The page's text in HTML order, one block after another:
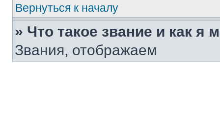
Вернуться к началу
» Что такое звание и как я
Звания, отображаем